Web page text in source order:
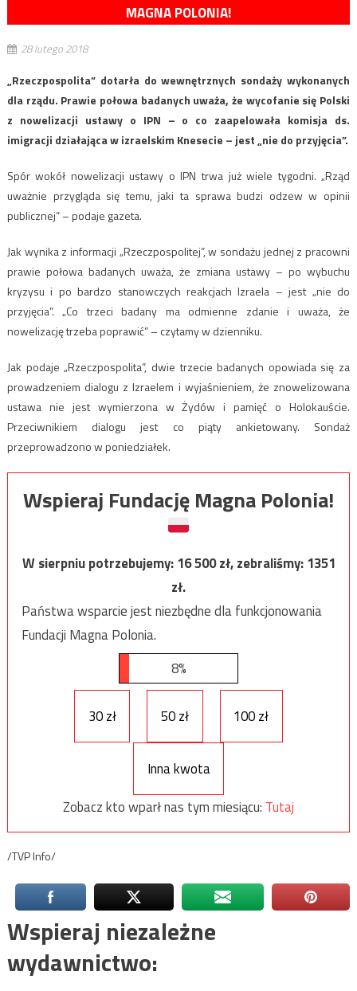
MAGNA POLONIA!
28 lutego 2018
„Rzeczpospolita” dotarła do wewnętrznych sondaży wykonanych
dla rządu. Prawie połowa badanych uważa, że wycofanie się Polski
z nowelizacji ustawy o IPN – o co zaapelowała komisja ds.
imigracji działająca w izraelskim Knesecie – jest „nie do przyjęcia”.
Spór wokół nowelizacji ustawy o IPN trwa już wiele tygodni. „Rząd
uważnie przygląda się temu, jaki ta sprawa budzi odzew w opinii
publicznej” – podaje gazeta.
Jak wynika z informacji „Rzeczpospolitej”, w sondażu jednej z pracowni
prawie połowa badanych uważa, że zmiana ustawy – po wybuchu
kryzysu i po bardzo stanowczych reakcjach Izraela – jest „nie do
przyjęcia”. „Co trzeci badany ma odmienne zdanie i uważa, że
nowelizację trzeba poprawić” – czytamy w dzienniku.
Jak podaje „Rzeczpospolita”, dwie trzecie badanych opowiada się za
prowadzeniem dialogu z Izraelem i wyjaśnieniem, że znowelizowana
ustawa nie jest wymierzona w Żydów i pamięć o Holokauście.
Przeciwnikiem dialogu jest co piąty ankietowany. Sondaż
przeprowadzono w poniedziałek.
Wspieraj Fundację Magna Polonia!
W sierpniu potrzebujemy:16 500zł, zebraliśmy:1351
zł.
Państwa wsparcie jest niezbędne dla funkcjonowania
Fundacji Magna Polonia.
8%
30 zł 50 zł 100 zł
Inna kwota
Zobacz kto wparł nas tym miesiącu: Tutaj
/TVP Info/
Wspieraj niezależne
wydawnictwo: